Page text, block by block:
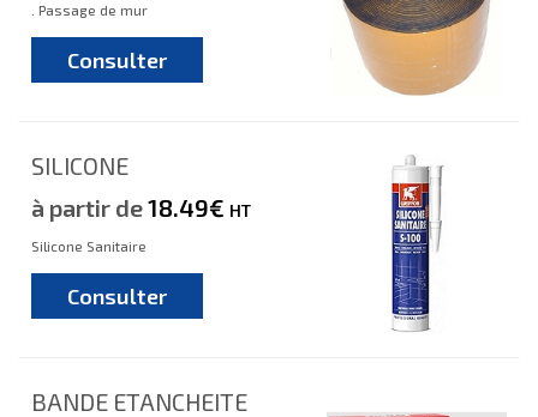
. Passage de mur
Consulter
SILICONE
à partir de18.49€ HT
Silicone Sanitaire
Consulter
BANDE ETANCHEITE